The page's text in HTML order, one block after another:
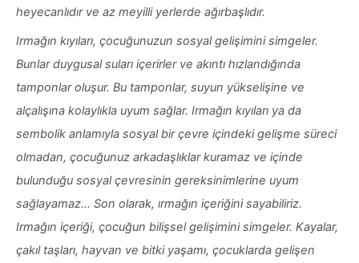
heyecanlıdır ve az meyilli yerlerde ağırbaşlıdır.
Irmağın kıyıları, çocuğunuzun sosyal gelişimini simgeler.
Bunlar duygusal suları içerirler ve akıntı hızlandığında
tamponlar oluşur. Bu tamponlar, suyun yükselişine ve
alçalışına kolaylıkla uyum sağlar. Irmağın kıyıları ya da
sembolik anlamıyla sosyal bir çevre içindeki gelişme süreci
olmadan, çocuğunuz arkadaşlıklar kuramaz ve içinde
bulunduğu sosyal çevresinin gereksinimlerine uyum
sağlayamaz… Son olarak, ırmağın içeriğini sayabiliriz.
Irmağın içeriği, çocuğun bilişsel gelişimini simgeler. Kayalar,
çakıl taşları, hayvan ve bitki yaşamı, çocuklarda gelişen